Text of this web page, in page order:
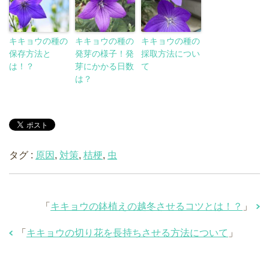
キキョウの種の
保存方法と
は！？
キキョウの種の
発芽の様子！発
芽にかかる日数
は？
キキョウの種の
採取方法につい
て
タグ : 原因 , 対策, 桔梗, 虫
「 キキョウの鉢植えの越冬させるコツとは！？ 」
「 キキョウの切り花を長持ちさせる方法について 」